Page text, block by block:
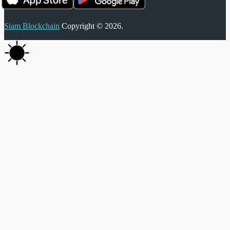
Siam Blockchain Copyright © 2026.